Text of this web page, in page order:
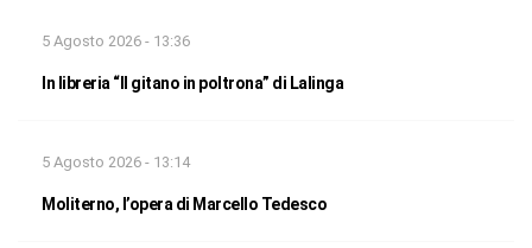
5 Agosto 2026 - 13:36
In libreria “Il gitano in poltrona” di Lalinga
5 Agosto 2026 - 13:14
Moliterno, l’opera di Marcello Tedesco